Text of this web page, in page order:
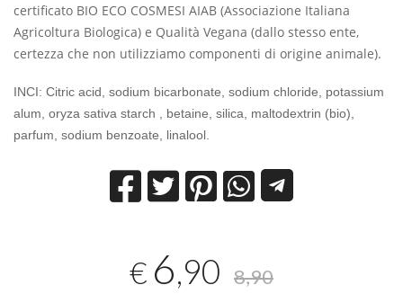
certificato BIO ECO COSMESI AIAB (Associazione Italiana
Agricoltura Biologica) e Qualità Vegana (dallo stesso ente,
certezza che non utilizziamo componenti di origine animale).
INCI: Citric acid, sodium bicarbonate, sodium chloride, potassium
alum, oryza sativa starch , betaine, silica, maltodextrin (bio),
parfum, sodium benzoate, linalool.
€ 6,90 8,90